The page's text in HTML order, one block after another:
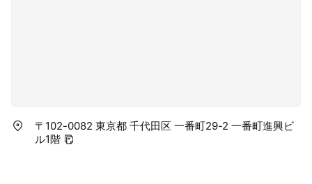
〒102-0082 東京都 千代田区 一番町29-2 一番町進興ビ
ル1階